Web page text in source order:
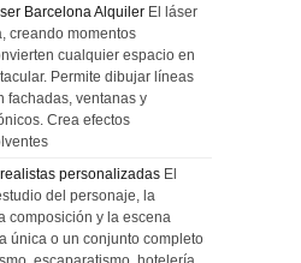
Barcelona Alquiler El láser
creando momentos
cualquier espacio en
Permite dibujar líneas
fachadas, ventanas y
Crea efectos
personalizadas El
del personaje, la
composición y la escena
única o un conjunto completo